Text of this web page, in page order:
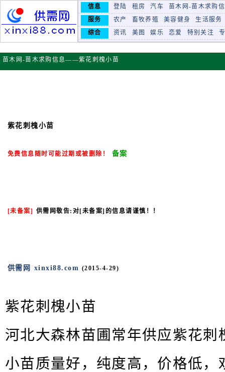
信息 登陆 租房 汽车
苗木网-苗木求购
服务
农产 畜牧养殖 美容健身
生活服务
综合
资讯 美图 娱乐 恋爱 特别关注
苗木网-苗木求购信息——紫花刺槐小苗
紫花刺槐小苗
免费信息随时可能过期或被删除！ 备案
[未备案] 供需网敬告:对[未备案]的信息请谨慎！！
供需网 xinxi88.com (2015-4-29)
紫花刺槐小苗
河北大森林苗圃常年供应紫花
小苗质量好，纯度高，价格低，